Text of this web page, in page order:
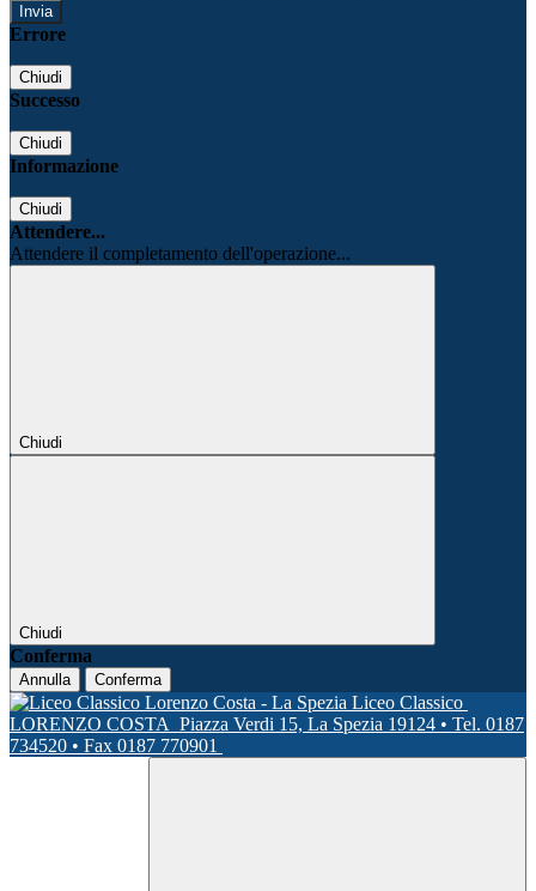
Errore
Chiudi
Successo
Chiudi
Informazione
Chiudi
Attendere...
Attendere il completamento dell'operazione...
Chiudi
Chiudi
Conferma
Annulla Conferma
Liceo Classico
LORENZO COSTA Piazza Verdi 15, La Spezia 19124 • Tel. 0187
734520 • Fax 0187 770901